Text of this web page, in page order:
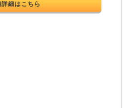
詳細はこちら